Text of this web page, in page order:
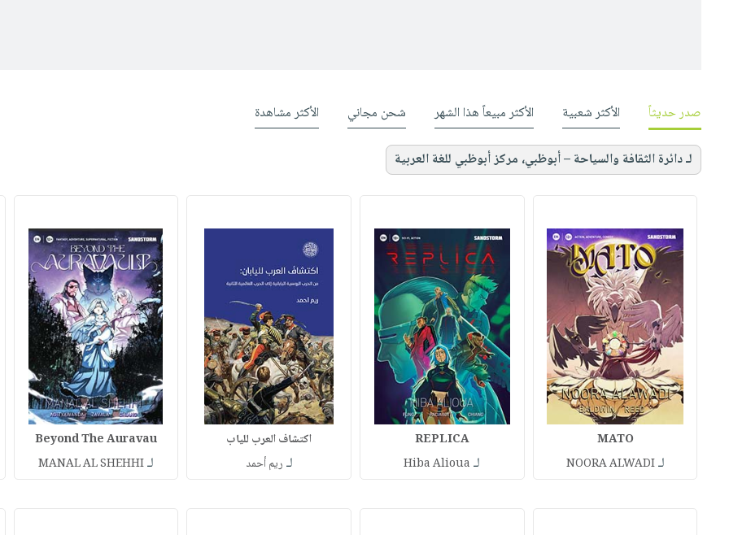
صدر حديثاً الأكثر شعبية الأكثر مبيعاً هذا الشهر شحن مجاني الأكثر مشاهدة
لـ دائرة الثقافة والسياحة – أبوظبي، مركز أبوظبي للغة العربية
MATO
لـNOORA ALWADI
REPLICA
لـ Hiba Alioua
اكتشاف العرب للياب
لـ ريم أحمد
Beyond The Auravau
لـMANAL AL SHEHHI